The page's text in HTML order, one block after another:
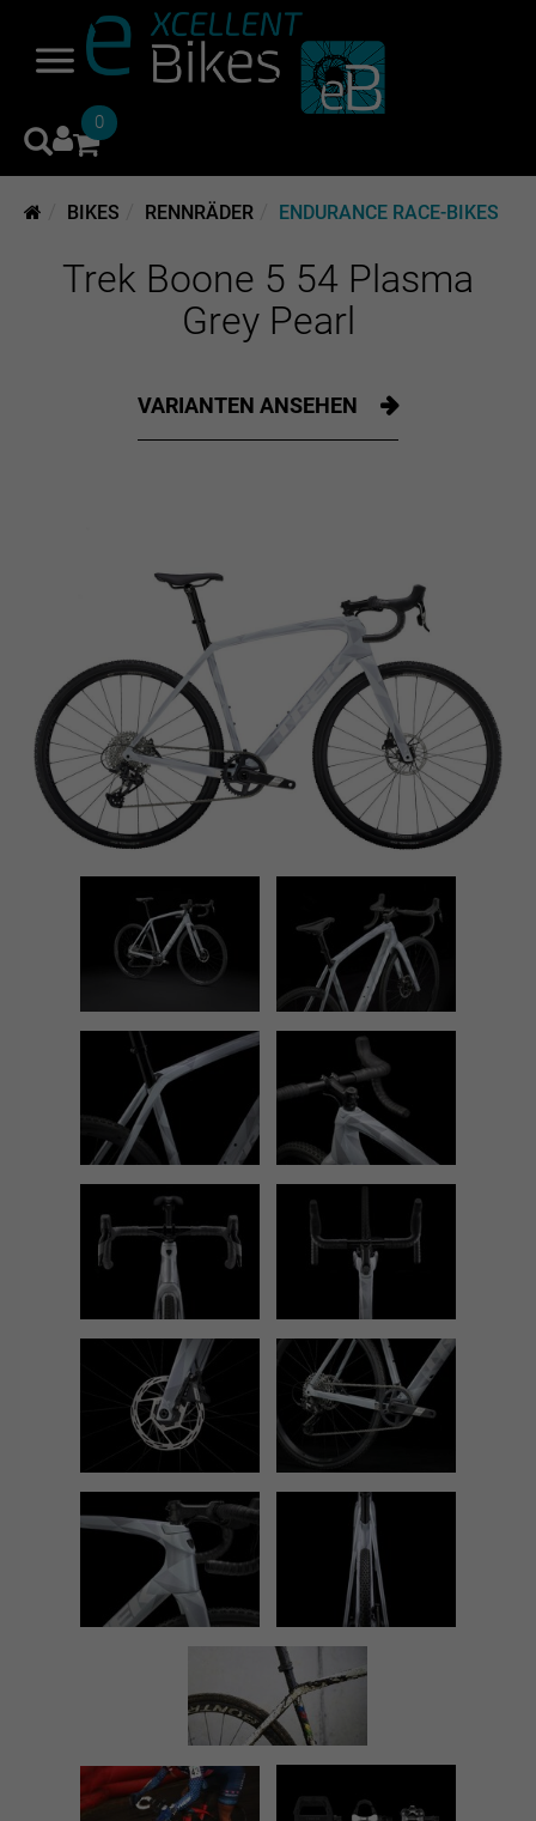
0
BIKES RENNRÄDER ENDURANCE RACE-BIKES
Trek Boone 5 54 Plasma
Grey Pearl
VARIANTEN ANSEHEN